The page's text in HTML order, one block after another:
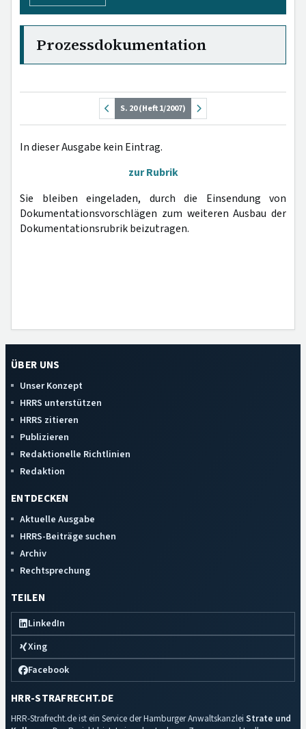
Prozessdokumentation
S. 20 (Heft 1/2007)
In dieser Ausgabe kein Eintrag.
zur Rubrik
Sie bleiben eingeladen, durch die Einsendung von
Dokumentationsvorschlägen zum weiteren Ausbau der
Dokumentationsrubrik beizutragen.
ÜBER UNS
Unser Konzept
HRRS unterstützen
HRRS zitieren
Publizieren
Redaktionelle Richtlinien
Redaktion
ENTDECKEN
Aktuelle Ausgabe
HRRS-Beiträge suchen
Archiv
Rechtsprechung
TEILEN
LinkedIn
Xing
Facebook
HRR-STRAFRECHT.DE
HRR-Strafrecht.de ist ein Service der Hamburger Anwaltskanzlei Strate und